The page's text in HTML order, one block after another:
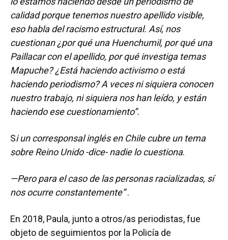
calidad porque tenemos nuestro apellido visible,
eso habla del racismo estructural. Así, nos
cuestionan ¿por qué una Huenchumil, por qué una
Paillacar con el apellido, por qué investiga temas
Mapuche? ¿Está haciendo activismo o está
haciendo periodismo? A veces ni siquiera conocen
nuestro trabajo, ni siquiera nos han leído, y están
haciendo ese cuestionamiento”.
Si un corresponsal inglés en Chile cubre un tema
sobre Reino Unido -dice- nadie lo cuestiona.
—Pero para el caso de las personas racializadas, sí
nos ocurre constantemente”.
En 2018, Paula, junto a otros/as periodistas, fue
objeto de seguimientos por la Policía de